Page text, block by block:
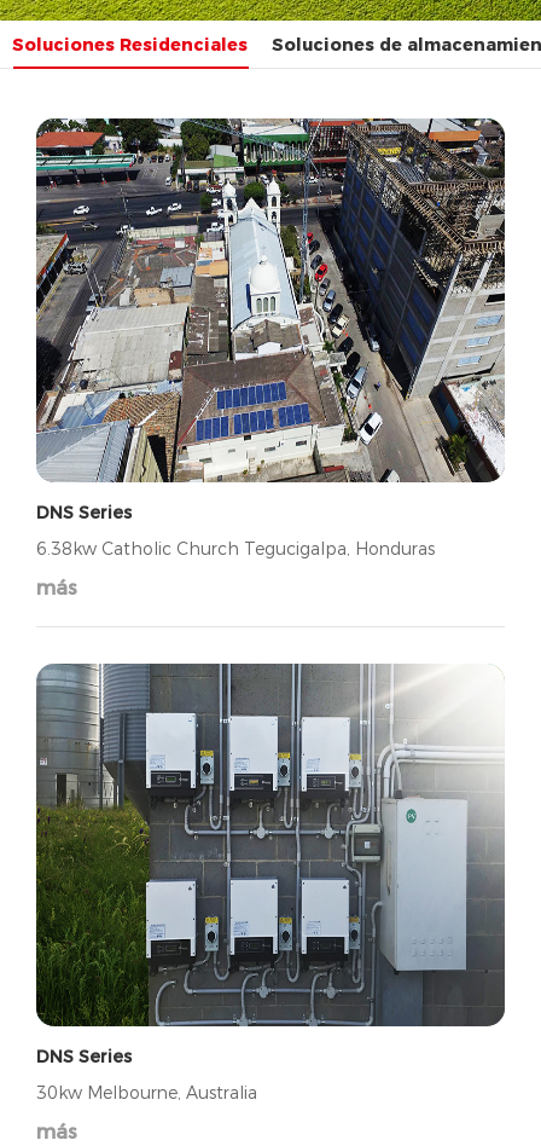
Soluciones Residenciales Soluciones de
DNS Series
6.38kw Catholic Church Tegucigalpa, Honduras
más
DNS Series
30kw Melbourne, Australia
más